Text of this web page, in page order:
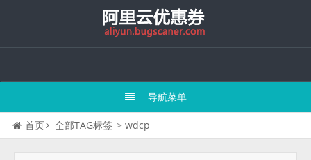
导航菜单
首页 全部TAG标签 > wdcp